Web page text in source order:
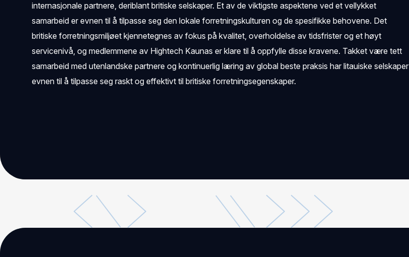
internasjonale partnere, deriblant britiske selskaper. Et av de viktigste aspektene ved et vellykket
samarbeid er evnen til å tilpasse seg den lokale forretningskulturen og de spesifikke behovene. Det
britiske forretningsmiljøet kjennetegnes av fokus på kvalitet, overholdelse av tidsfrister og et høyt
servicenivå, og medlemmene av Hightech Kaunas er klare til å oppfylle disse kravene. Takket være tett
samarbeid med utenlandske partnere og kontinuerlig læring av global beste praksis har litauiske selskaper
evnen til å tilpasse seg raskt og effektivt til britiske forretningsegenskaper.